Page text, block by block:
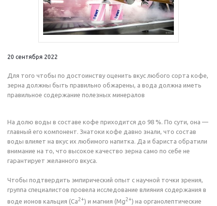
20 сентября 2022
Для того чтобы по достоинству оценить вкус любого сорта кофе,
зерна должны быть правильно обжарены, а вода должна иметь
правильное содержание полезных минералов
На долю воды в составе кофе приходится до 98 %. По сути, она —
главный его компонент. Знатоки кофе давно знали, что состав
воды влияет на вкус их любимого напитка. Да и бариста обратили
внимание на то, что высокое качество зерна само по себе не
гарантирует желанного вкуса.
Чтобы подтвердить эмпирический опыт с научной точки зрения,
группа специалистов провела исследование влияния содержания в
воде ионов кальция (Ca2+) и магния (Mg2+) на органолептические